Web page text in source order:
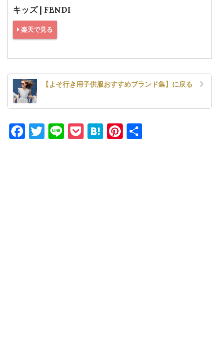
キッズ | FENDI
楽天で見る
【よそ行き用子供服おすすめブランド集】に戻る
Facebook
Twitter
LinePocket
HatenaPinterest